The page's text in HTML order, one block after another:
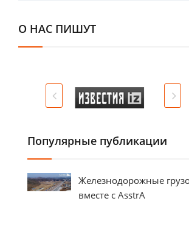
О НАС ПИШУТ
Популярные публикации
Железнодорожные
вместе с AsstrA